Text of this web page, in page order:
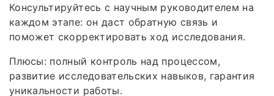
Консультируйтесь с научным руководителем на
каждом этапе: он даст обратную связь и
поможет скорректировать ход исследования.
Плюсы: полный контроль над процессом,
развитие исследовательских навыков, гарантия
уникальности работы.